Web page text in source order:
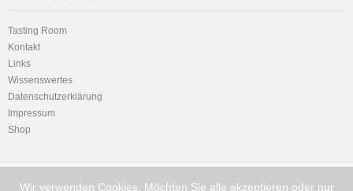
Tasting Room
Kontakt
Links
Wissenswertes
Datenschutzerklärung
Impressum
Shop
Telefon: Hauptstrasse 1 - 8716 Schmerikon
Wir verwenden Cookies. Möchten Sie alle akzeptieren oder nur